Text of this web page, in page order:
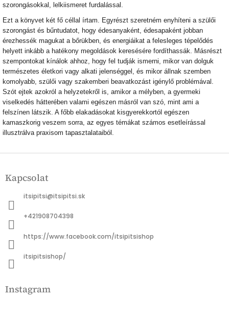
szorongásokkal, lelkiismeret furdalással.
Ezt a könyvet két fő céllal írtam. Egyrészt szeretném enyhíteni a szülői
szorongást és bűntudatot, hogy édesanyaként, édesapaként jobban
érezhessék magukat a bőrükben, és energiáikat a felesleges tépelődés
helyett inkább a hatékony megoldások keresésére fordíthassák. Másrészt
szempontokat kínálok ahhoz, hogy fel tudják ismerni, mikor van dolguk
természetes életkori vagy alkati jelenséggel, és mikor állnak szemben
komolyabb, szülői vagy szakemberi beavatkozást igénylő problémával.
Szót ejtek azokról a helyzetekről is, amikor a mélyben, a gyermeki
viselkedés hátterében valami egészen másról van szó, mint ami a
felszínen látszik. A főbb elakadásokat kisgyerekkortól egészen
kamaszkorig veszem sorra, az egyes témákat számos esetleírással
illusztrálva praxisom tapasztalataiból.
L
bKapcsolat
itsipitsi@itsipitsi.sk
+421908704398
https://www.facebook.com/itsipitsishop
itsipitsishop/
Instagram